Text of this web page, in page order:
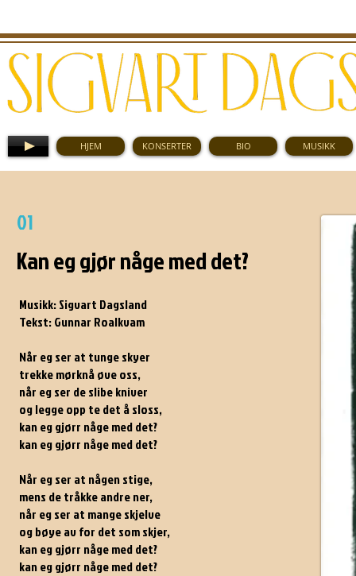
HJEM KONSERTER BIO MUSIKK
01
Kan eg gjør någe med det?
Musikk: Sigvart Dagsland
Tekst: Gunnar Roalkvam
Når eg ser at tunge skyer
trekke mørknå øve oss,
når eg ser de slibe kniver
og legge opp te det å sloss,
kan eg gjørr någe med det?
kan eg gjørr någe med det?
Når eg ser at någen stige,
mens de tråkke andre ner,
når eg ser at mange skjelve
og bøye av for det som skjer,
kan eg gjørr någe med det?
kan eg gjørr någe med det?